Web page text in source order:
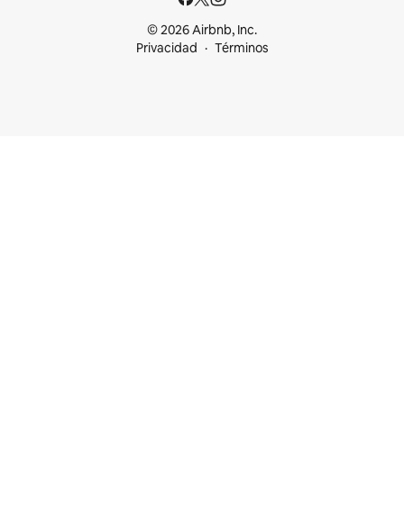
© 2026 Airbnb, Inc.
Privacidad
Términos